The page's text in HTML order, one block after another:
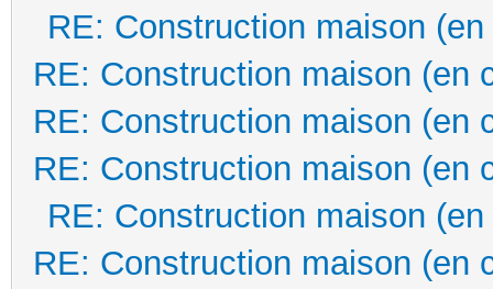
RE: Construction maison
RE: Construction maison (en
RE: Construction maison (en
RE: Construction maison (en
RE: Construction maison
RE: Construction maison (en